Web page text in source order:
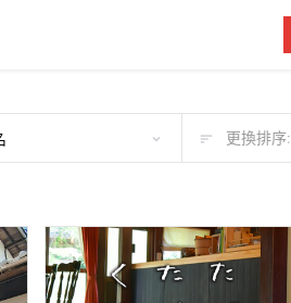
更換排序: